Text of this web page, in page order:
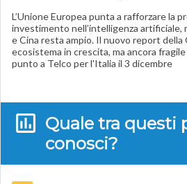
L’Unione Europea punta a rafforzare la
investimento nell’intelligenza artificiale,
e Cina resta ampio. Il nuovo report
ecosistema in crescita, ma ancora
punto a Telco per l'Italia il 3 dicembre
Quale tra questi
conosci?